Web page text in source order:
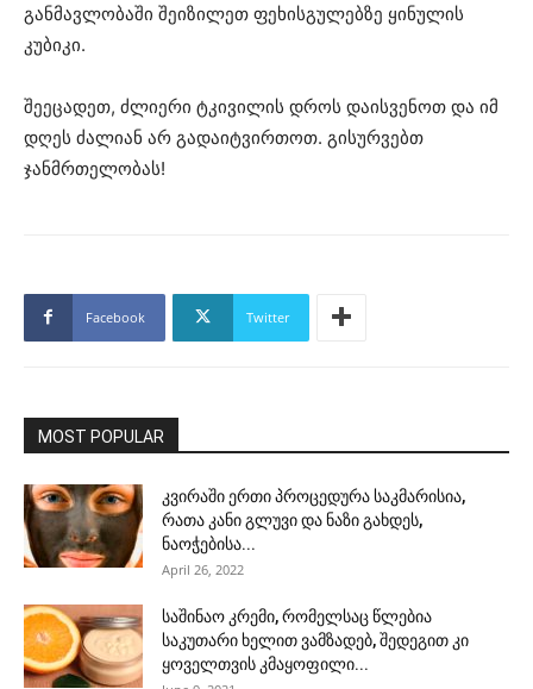
განმავლობაში შეიზილეთ ფეხისგულებზე ყინულის
კუბიკი.
შეეცადეთ, ძლიერი ტკივილის დროს დაისვენოთ და იმ
დღეს ძალიან არ გადაიტვირთოთ. გისურვებთ
ჯანმრთელობას!
Facebook Twitter
MOST POPULAR
კვირაში ერთი პროცედურა საკმარისია,
რათა კანი გლუვი და ნაზი გახდეს,
ნაოჭებისა...
April 26, 2022
საშინაო კრემი, რომელსაც წლებია
საკუთარი ხელით ვამზადებ, შედეგით კი
ყოველთვის კმაყოფილი...